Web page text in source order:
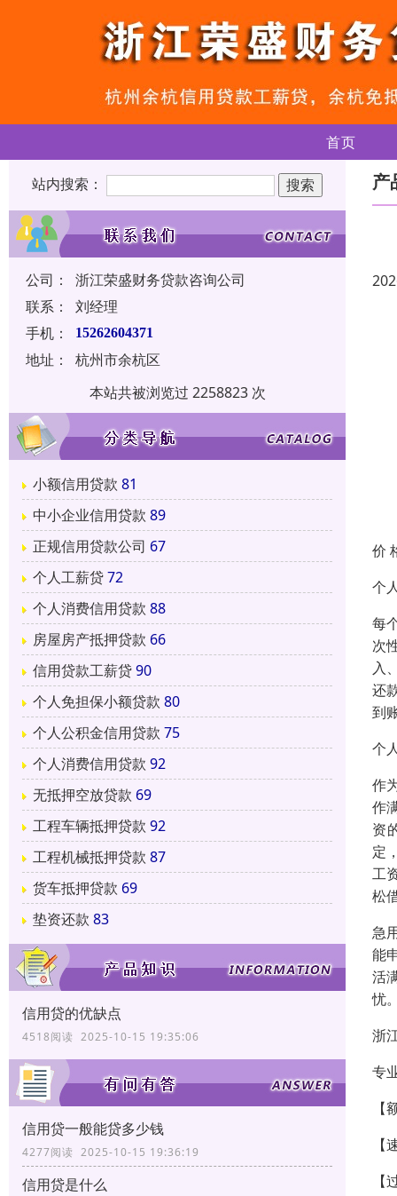
首页
站内搜索：
公司：
浙江荣盛财务贷款咨询公司
联系：
刘经理
手机：
15262604371
地址：
杭州市余杭区
本站共被浏览过 2258823 次
小额信用贷款 81
中小企业信用贷款 89
正规信用贷款公司 67
个人工薪贷72
个人消费信用贷款 88
房屋房产抵押贷款 66
信用贷款工薪贷90
个人免担保小额贷款 80
个人公积金信用贷款 75
个人消费信用贷款 92
无抵押空放贷款 69
工程车辆抵押贷款 92
工程机械抵押贷款 87
货车抵押贷款 69
垫资还款 83
信用贷的优缺点
4518阅读 2025-10-15 19:35:06
信用贷一般能贷多少钱
4277阅读 2025-10-15 19:36:19
信用贷是什么
产
价
个
每
次
入
还
到
个
作
作
资
定
工
松
急
能
活
忧
浙
专